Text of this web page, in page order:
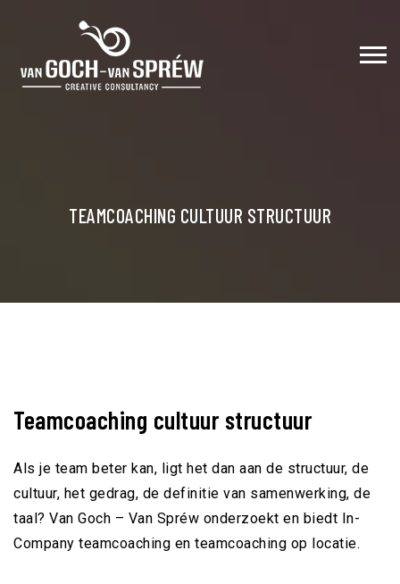
TEAMCOACHING CULTUUR STRUCTUUR
Teamcoaching cultuur structuur
Als je team beter kan, ligt het dan aan de structuur, de
cultuur, het gedrag, de definitie van samenwerking, de
taal? Van Goch – Van Spréw onderzoekt en biedt In-
Company teamcoaching en teamcoaching op locatie.